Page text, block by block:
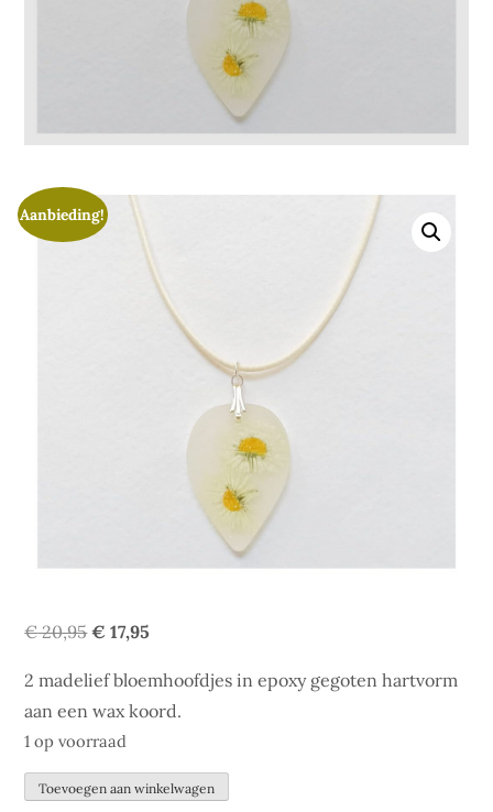
Aanbieding!
€20,95Oorspronkelijke
was:
€ 20,95.
€ 17,95
is:
€ 17,95.
2 madelief bloemhoofdjes in epoxy gegoten hartvorm
aan een wax koord.
1 op voorraad
Adrian
Toevoegen aan winkelwagen